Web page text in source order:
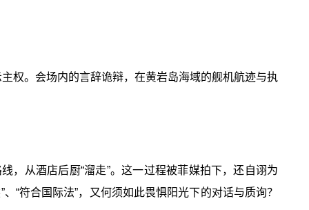
权。会场内的言辞诡辩，在黄岩岛海域的舰机航迹与执
，从酒店后厨“溜走”。这一过程被菲媒拍下，还自诩为
“符合国际法”，又何须如此畏惧阳光下的对话与质询？